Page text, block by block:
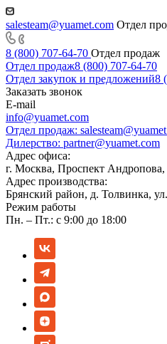
salesteam@yuamet.com Отдел
8 (800) 707-64-70 Отдел продаж
Отдел продаж8 (800) 707-64-70
Отдел закупок и предложений8
Заказать звонок
E-mail
info@yuamet.com
Отдел продаж:
Дилерство: partner@yuamet.com
Адрес офиса:
г. Москва, Проспект Андропова,
Адрес производства:
Брянский район, д. Толвинка,
Режим работы
Пн. – Пт.: с 9:00 до 18:00